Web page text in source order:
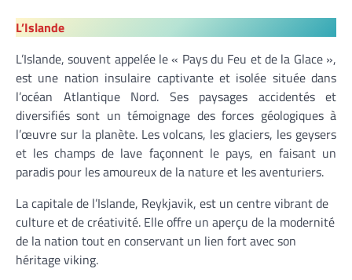
L’Islande
L’Islande, souvent appelée le « Pays du Feu et de la Glace »,
est une nation insulaire captivante et isolée située dans
l’océan Atlantique Nord. Ses paysages accidentés et
diversifiés sont un témoignage des forces géologiques à
l’œuvre sur la planète. Les volcans, les glaciers, les geysers
et les champs de lave façonnent le pays, en faisant un
paradis pour les amoureux de la nature et les aventuriers.
La capitale de l’Islande, Reykjavik, est un centre vibrant de
culture et de créativité. Elle offre un aperçu de la modernité
de la nation tout en conservant un lien fort avec son
héritage viking.